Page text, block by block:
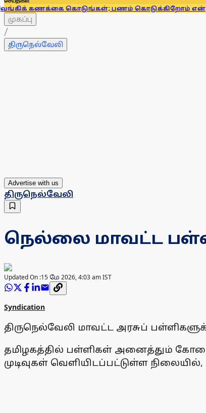
கொடுங்கள்; பணம் கொடுக்கிறோம் என்று
முகப்பு
/
திருநெல்வேலி
Advertise with us
திருநெல்வேலி
நெல்லை மாவட்ட
Updated On :15 மே 2026, 4:03 am IST
Syndication
திருநெல்வேலி மாவட்ட அரசுப்
தமிழகத்தில் பள்ளிகள் அனைத்தும்
முடிவுகள் வெளியிடப்பட்டுள்ள